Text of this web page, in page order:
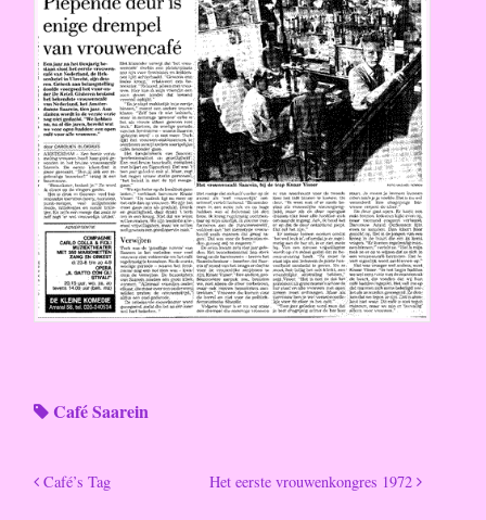
Café Saarein
Café’s Tag Het eerste vrouwenkongres 1972